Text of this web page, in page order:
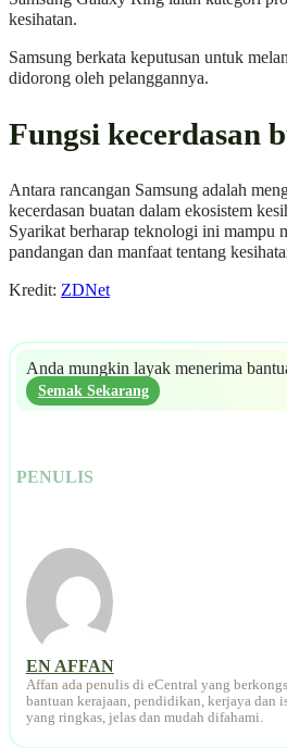
kesihatan.
Samsung berkata keputusan untuk
didorong oleh pelanggannya.
Fungsi kecerdasan
Antara rancangan Samsung adalah
kecerdasan buatan dalam ekosistem
Syarikat berharap teknologi ini mampu
pandangan dan manfaat tentang
Kredit: ZDNet
Anda mungkin layak menerima
Semak Sekarang
PENULIS
EN AFFAN
Affan ada penulis di eCentral yang
bantuan kerajaan, pendidikan, kerjaya dan
yang ringkas, jelas dan mudah difahami.